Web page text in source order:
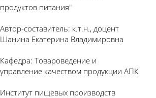
продуктов питания"
Автор-составитель: к.т.н., доцент
Шанина Екатерина Владимировна
Кафедра: Товароведение и
управление качеством продукции АПК
Институт пищевых производств